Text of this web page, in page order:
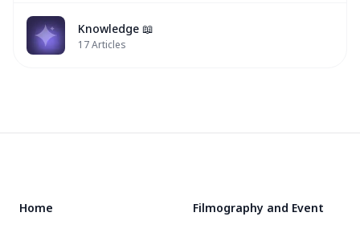
Knowledge 📖
17Articles
Home Filmography and Event